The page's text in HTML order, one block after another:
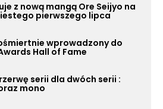
z nową mangą Ore Seijyo na
pierwszego lipca
wprowadzony do
Hall of Fame
serii dla dwóch serii :
mono